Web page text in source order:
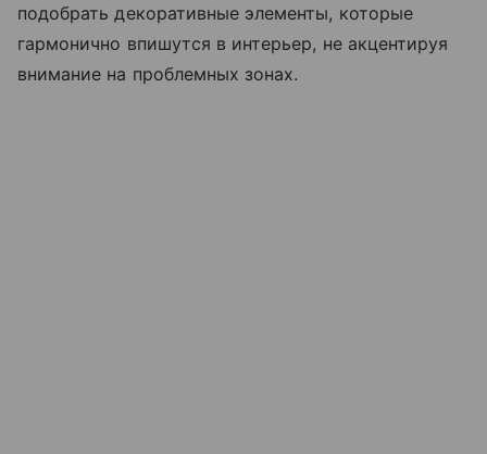
подобрать декоративные элементы, которые
гармонично впишутся в интерьер, не акцентируя
внимание на проблемных зонах.